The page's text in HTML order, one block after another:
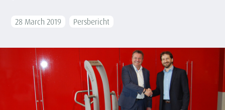
28 March 2019 Persbericht